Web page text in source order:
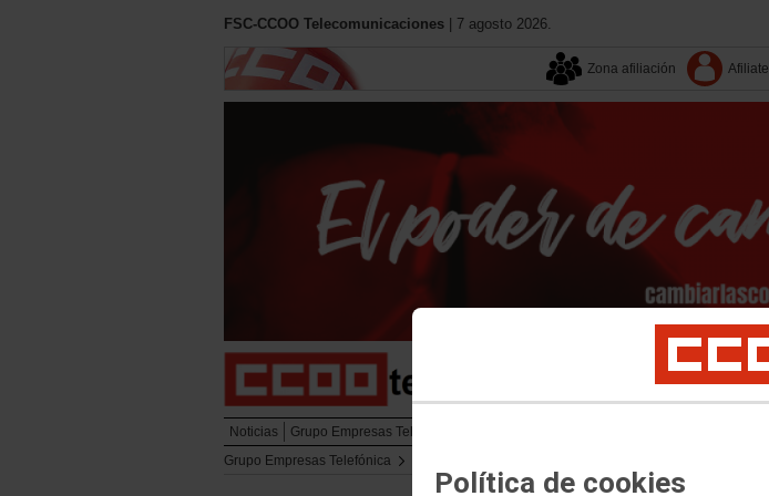
Política de cookies
FSC-CCOO Telecomunicaciones | 7 agosto 2026.
Zona afiliación Afiliate
Noticias Grupo Empresas Telefónica
Grupo Empresas Telefónica